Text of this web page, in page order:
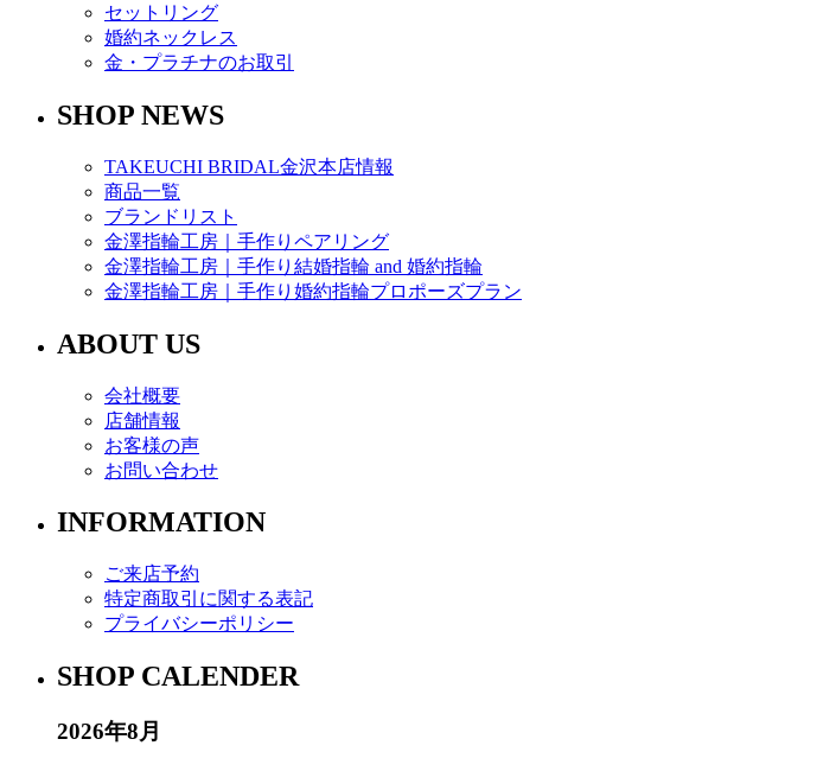
セットリング
婚約ネックレス
金・プラチナのお取引
SHOP NEWS
TAKEUCHI BRIDAL金沢本店情報
商品一覧
ブランドリスト
金澤指輪工房｜手作りペアリング
金澤指輪工房｜手作り結婚指輪 and 婚約指輪
金澤指輪工房｜手作り婚約指輪プロポーズプラン
ABOUT US
会社概要
店舗情報
お客様の声
お問い合わせ
INFORMATION
ご来店予約
特定商取引に関する表記
プライバシーポリシー
SHOP CALENDER
2026年8月